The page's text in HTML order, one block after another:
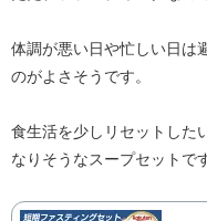
体調が悪い日や忙しい日は
のがよさそうです。
食生活を少しリセットした
なりそうなスープセットで